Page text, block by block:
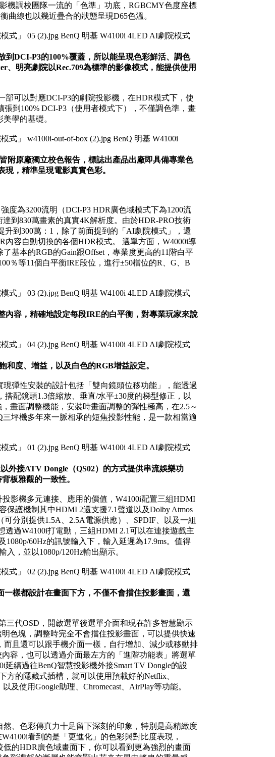
機調校團隊一流的「色準」功底，RGBCMY色度座標
曲線也以幾近疊合的狀態呈現D65色溫。
DCI-P3的100%覆蓋，所以能呈現色彩鮮活、調色
明亮劇院以Rec.709為標準的影像模式，能提供使用
部可以對應DCI-P3的劇院投影機，在HDR模式下，使
到100% DCI-P3（使用者模式下），不僅調色準，畫
學的基礎。
附原廠獨立校色報告，標誌出產品出廠即具備專業色
現，精準呈現電影真實色彩。
度為3200流明（DCI-P3 HDR廣色域模式下為1200流
到830萬畫素的真實4K解析度。由於HDR-PRO技術
升到300萬：1，除了前面提到的「AI劇院模式」，還
內容自動切換的各個HDR模式。 選單方面，W4000i導
基本的RGB的Gain跟Offset，專業度更高的11階白平
％等11個白平衡IRE段位，進行±50檔位的R、G、B
內容，精確地設定每段IRE的白平衡，對專業玩家來說
度、增益，以及白色的RGB增益設定。
彈性安裝的設計包括「雙向鏡頭位移功能」，能透過
配鏡頭1.3倍縮放、垂直/水平±30度的梯型修正，以
畫面調整機能，安裝時畫面調整的彈性極高，在2.5～
坪機多年來一脈相承的短焦投影性能，是一款相當適
外接ATV Dongle（QS02）的方式提供串流娛樂功
板雅觀的一致性。
影機多元連接、應用的價值，W4100i配置三組HDMI
保護機制其中HDMI 2還支援7.1聲道以及Dolby Atmos
分別提供1.5A、2.5A電源供應）、SPDIF、以及一組
透過W4100i打電動，三組HDMI 2.1可以在連接遊戲主
60Hz的訊號輸入下，輸入延遲為17.9ms。值得
入，並以1080p/120Hz輸出顯示。
樣都設計在畫面下方，不僅不會擋住投影畫面，還
三代OSD，開啟選單後選單介面和現在許多智慧顯示
色塊，調整時完全不會擋住投影畫面，可以提供快速
且還可以跟手機介面一樣，自行增加、減少或移動排
容，也可以透過介面最左方的「進階功能表」將選單
續過往BenQ智慧投影機外接Smart TV Dongle的設
方的隱藏式插槽，就可以使用預載好的Netflix、
及使用Google助理、Chromecast、AirPlay等功能。
、色彩傳真力十足留下深刻的印象，特別是高精緻度
看到的是「更進化」的色彩與對比度表現，
的HDR廣色域畫面下，你可以看到更為強烈的畫面